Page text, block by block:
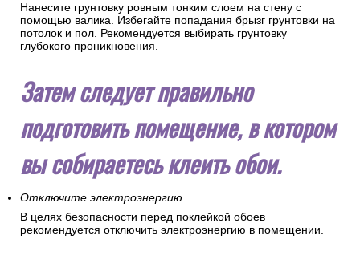
Нанесите грунтовку ровным тонким слоем на стену с
помощью валика. Избегайте попадания брызг грунтовки на
потолок и пол. Рекомендуется выбирать грунтовку
глубокого проникновения.
Затем следует правильно
подготовить помещение, в котором
вы собираетесь клеить обои.
Отключите электроэнергию.
В целях безопасности перед поклейкой обоев
рекомендуется отключить электроэнергию в помещении.